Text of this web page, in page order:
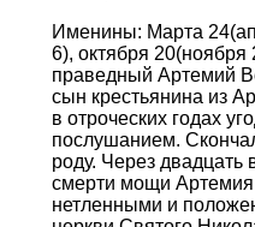
Именины: Марта
6), октября
праведный Артемий
сын крестьянина из
в отроческих годах
послушанием.
роду. Через двадцать
смерти мощи
нетленными и